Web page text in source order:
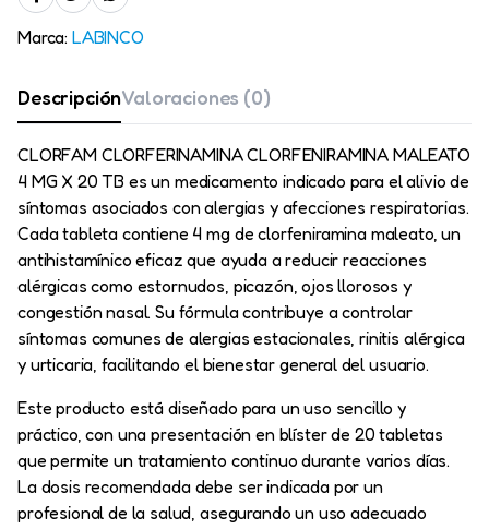
Marca: LABINCO
DescripciónValoraciones (0)
CLORFAM CLORFERINAMINA CLORFENIRAMINA MALEATO
4 MG X 20 TB es un medicamento indicado para el alivio de
síntomas asociados con alergias y afecciones respiratorias.
Cada tableta contiene 4 mg de clorfeniramina maleato, un
antihistamínico eficaz que ayuda a reducir reacciones
alérgicas como estornudos, picazón, ojos llorosos y
congestión nasal. Su fórmula contribuye a controlar
síntomas comunes de alergias estacionales, rinitis alérgica
y urticaria, facilitando el bienestar general del usuario.
Este producto está diseñado para un uso sencillo y
práctico, con una presentación en blíster de 20 tabletas
que permite un tratamiento continuo durante varios días.
La dosis recomendada debe ser indicada por un
profesional de la salud, asegurando un uso adecuado